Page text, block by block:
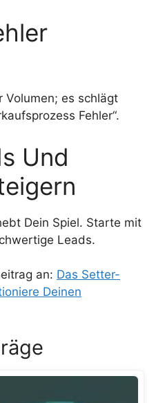
Volumen; es schlägt
Fehler“.
Und
Dein Spiel. Starte mit
Leads.
an: Das Setter-
Deinen